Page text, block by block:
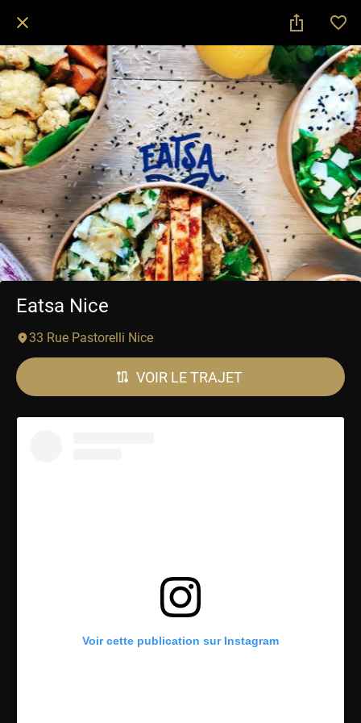
Eatsa Nice
33 Rue Pastorelli Nice
VOIR LE TRAJET
Voir cette publication sur Instagram